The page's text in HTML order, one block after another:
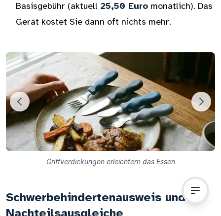
Basisgebühr (aktuell 25,50 Euro monatlich). Das
Gerät kostet Sie dann oft nichts mehr.
Griffverdickungen erleichtern das Essen
Schwerbehindertenausweis und
Nachteilsausgleiche